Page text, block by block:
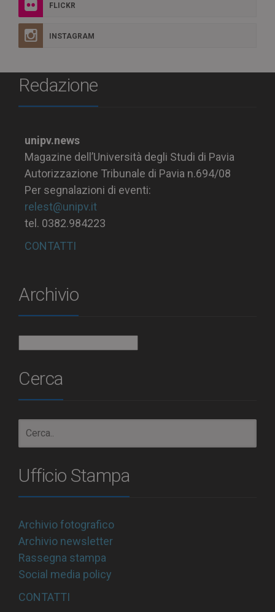
FLICKR
INSTAGRAM
Redazione
unipv.news
Magazine dell’Università degli Studi di Pavia
Autorizzazione Tribunale di Pavia n.694/08
Per segnalazioni di eventi:
relest@unipv.it
tel. 0382.984223
CONTATTI
Archivio
Cerca
Ufficio Stampa
Archivio fotografico
Archivio newsletter
Rassegna stampa
Social media policy
CONTATTI